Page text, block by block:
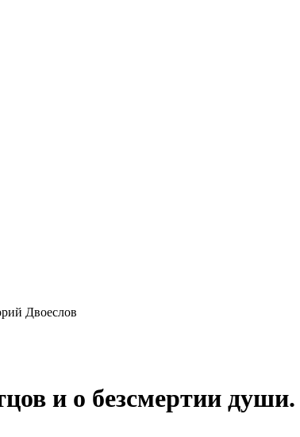
Двоеслов
и о безсмертии